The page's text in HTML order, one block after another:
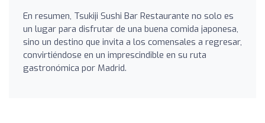
En resumen, Tsukiji Sushi Bar Restaurante no solo es
un lugar para disfrutar de una buena comida japonesa,
sino un destino que invita a los comensales a regresar,
convirtiéndose en un imprescindible en su ruta
gastronómica por Madrid.